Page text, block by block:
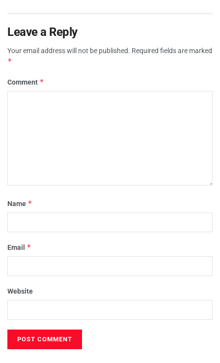
Leave a Reply
Your email address will not be published. Required fields are marked
*
Comment *
Name *
Email *
Website